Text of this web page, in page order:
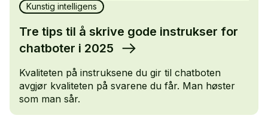
Kunstig intelligens
Tre tips til å skrive gode instrukser for
chatboter i 2025
Kvaliteten på instruksene du gir til chatboten
avgjør kvaliteten på svarene du får. Man høster
som man sår.